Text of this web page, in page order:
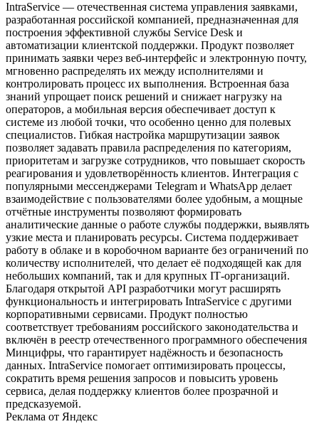
IntraService — отечественная система управления заявками,
разработанная российской компанией, предназначенная для
построения эффективной службы Service Desk и
автоматизации клиентской поддержки. Продукт позволяет
принимать заявки через веб‑интерфейс и электронную почту,
мгновенно распределять их между исполнителями и
контролировать процесс их выполнения. Встроенная база
знаний упрощает поиск решений и снижает нагрузку на
операторов, а мобильная версия обеспечивает доступ к
системе из любой точки, что особенно ценно для полевых
специалистов. Гибкая настройка маршрутизации заявок
позволяет задавать правила распределения по категориям,
приоритетам и загрузке сотрудников, что повышает скорость
реагирования и удовлетворённость клиентов. Интеграция с
популярными мессенджерами Telegram и WhatsApp делает
взаимодействие с пользователями более удобным, а мощные
отчётные инструменты позволяют формировать
аналитические данные о работе службы поддержки, выявлять
узкие места и планировать ресурсы. Система поддерживает
работу в облаке и в коробочном варианте без ограничений по
количеству исполнителей, что делает её подходящей как для
небольших компаний, так и для крупных IT‑организаций.
Благодаря открытой API разработчики могут расширять
функциональность и интегрировать IntraService с другими
корпоративными сервисами. Продукт полностью
соответствует требованиям российского законодательства и
включён в реестр отечественного программного обеспечения
Минцифры, что гарантирует надёжность и безопасность
данных. IntraService помогает оптимизировать процессы,
сократить время решения запросов и повысить уровень
сервиса, делая поддержку клиентов более прозрачной и
предсказуемой.
Реклама от Яндекс